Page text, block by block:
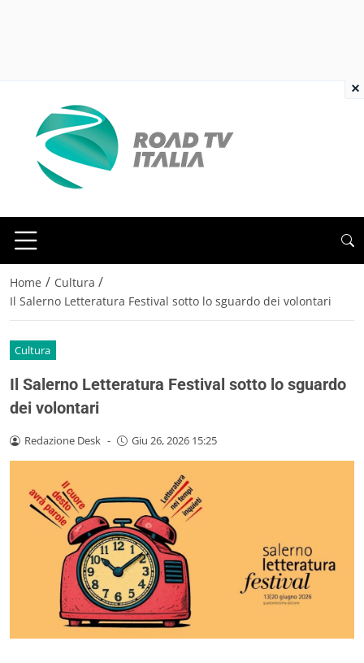
Home / Cultura /
Il Salerno Letteratura Festival sotto lo sguardo dei volontari
Cultura
Il Salerno Letteratura Festival sotto lo sguardo
dei volontari
Redazione Desk - Giu 26, 2026 15:25
×